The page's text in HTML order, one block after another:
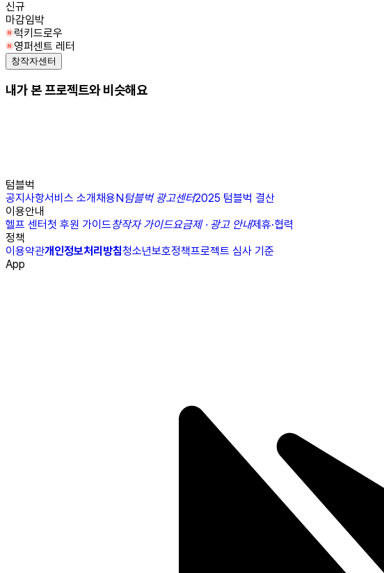
신규
마감임박
럭키드로우
영퍼센트 레터
창작자센터
내가 본 프로젝트와 비슷해요
텀블벅
공지사항서비스 소개채용N텀블벅 광고센터2025 텀블벅 결산
이용안내
헬프 센터첫 후원 가이드창작자 가이드요금제 · 광고 안내제휴·협력
정책
이용약관개인정보처리방침청소년보호정책프로젝트 심사 기준
App